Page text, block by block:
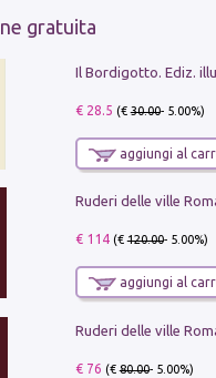
gratuita
Il Bordigotto. Ediz.
€ 28.5 (€30.00- 5.00%)
aggiungi al
€ 114(€120.00- 5.00%)
aggiungi al
€ 76 (€80.00- 5.00%)